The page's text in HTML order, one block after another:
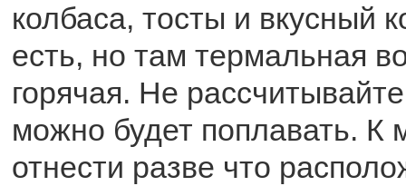
колбаса, тосты и вкусный
есть, но там термальная
горячая. Не
можно будет поплавать. К
отнести разве что